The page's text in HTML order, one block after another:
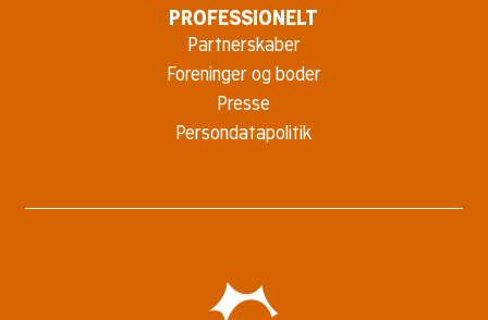
PROFESSIONELT
Partnerskaber
Foreninger og boder
Presse
Persondatapolitik